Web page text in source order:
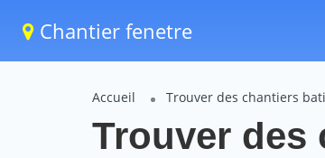
Chantier fenetre
Accueil Trouver des chantiers
Trouver des